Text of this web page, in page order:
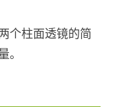
个柱面透镜的简
。